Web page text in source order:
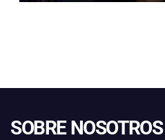
SOBRE NOSOTROS